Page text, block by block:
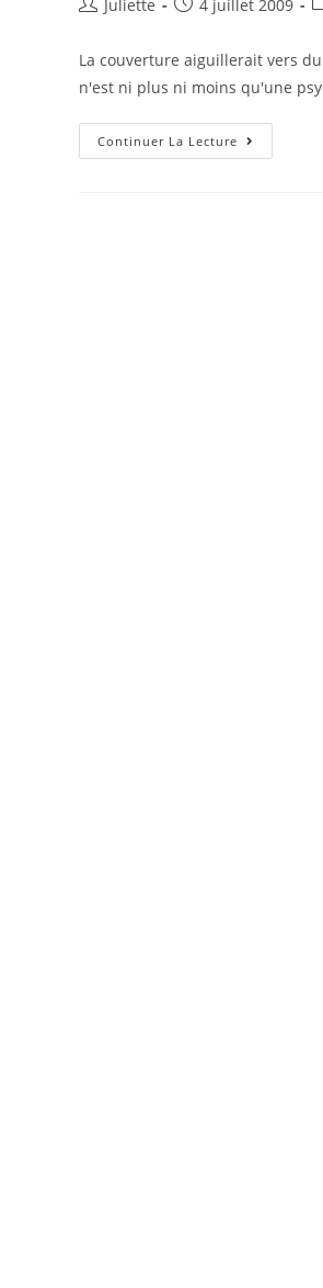
Juliette 4 juillet 2009
La couverture aiguillerait vers
n'est ni plus ni moins qu'une
Continuer La Lecture